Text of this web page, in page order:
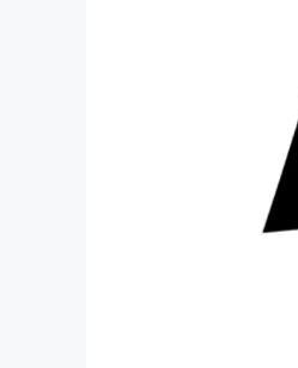
ビジネ
まち